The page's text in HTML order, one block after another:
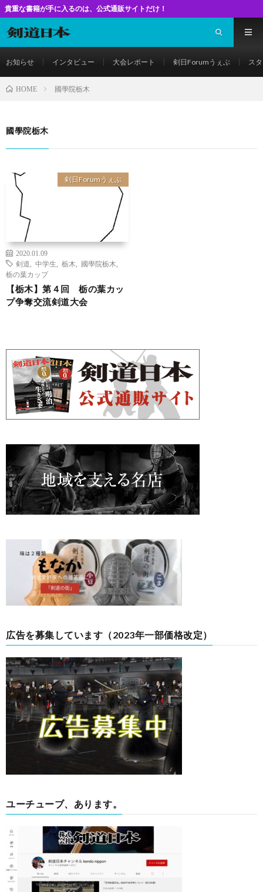
手に入るのは、公式通販サイトだけ！
お知らせ インタビュー 大会レポート 剣日Forumうぇぶ ス
HOME 國學院栃木
國學院栃木
剣日Forumうぇぶ
2020.01.09
剣道
中学生 栃木 國學院栃木
栃の葉カップ
【栃木】第４回 栃の葉カッ
プ争奪交流剣道大会
広告を募集しています（2023年一部価格改定）
ユーチューブ、あります。